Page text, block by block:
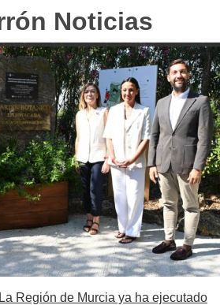
Noticias
La Región de Murcia ya ha ejecutado